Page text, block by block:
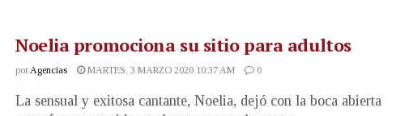
Noelia promociona su sitio para adultos
porAgencias MARTES, 3 MARZO 2020 10:37 AM 0
La sensual y exitosa cantante, Noelia, dejó con la boca abierta